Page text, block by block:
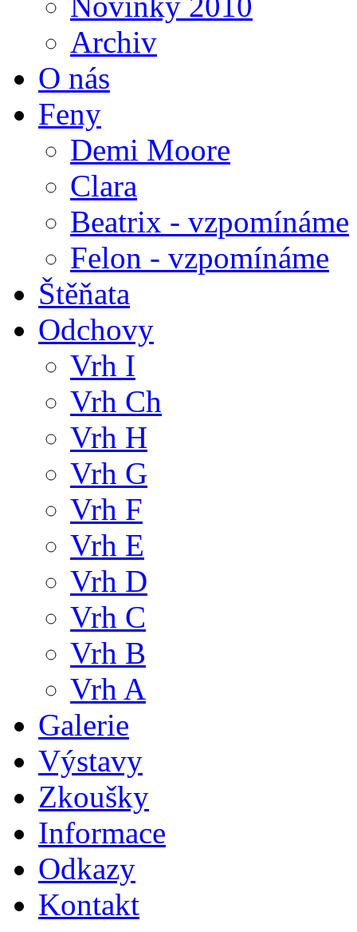
Archiv
O nás
Feny
Demi Moore
Clara
Beatrix - vzpomínáme
Felon - vzpomínáme
Štěňata
Odchovy
Vrh I
Vrh Ch
Vrh H
Vrh G
Vrh F
Vrh E
Vrh D
Vrh C
Vrh B
Vrh A
Galerie
Výstavy
Zkoušky
Informace
Odkazy
Kontakt